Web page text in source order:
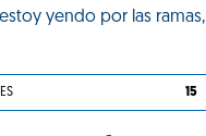
yendo por las ramas,
15